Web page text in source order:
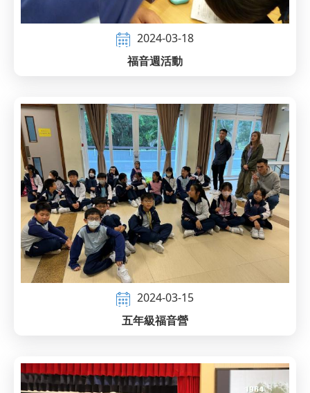
2024-03-18
福音週活動
2024-03-15
五年級福音營